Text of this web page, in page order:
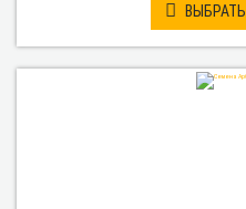
ВЫБРАТЬ